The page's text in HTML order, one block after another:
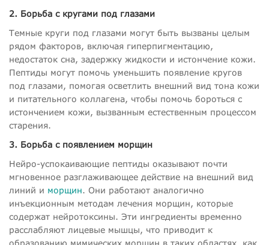
2. Борьба с кругами под глазами
Темные круги под глазами могут быть вызваны целым
рядом факторов, включая гиперпигментацию,
недостаток сна, задержку жидкости и истончение кожи.
Пептиды могут помочь уменьшить появление кругов
под глазами, помогая осветлить внешний вид тона кожи
и питательного коллагена, чтобы помочь бороться с
истончением кожи, вызванным естественным процессом
старения.
3. Борьба с появлением морщин
Нейро-успокаивающие пептиды оказывают почти
мгновенное разглаживающее действие на внешний вид
линий и морщин. Они работают аналогично
инъекционным методам лечения морщин, которые
содержат нейротоксины. Эти ингредиенты временно
расслабляют лицевые мышцы, что приводит к
образованию мимических морщин в таких областях, как